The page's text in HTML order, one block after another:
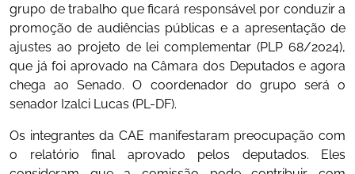
grupo de trabalho que ficará responsável por conduzir a
promoção de audiências públicas e a apresentação de
ajustes ao projeto de lei complementar (PLP 68/2024),
que já foi aprovado na Câmara dos Deputados e agora
chega ao Senado. O coordenador do grupo será o
senador Izalci Lucas (PL-DF).
Os integrantes da CAE manifestaram preocupação com
o relatório final aprovado pelos deputados. Eles